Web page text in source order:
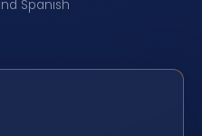
Spanish